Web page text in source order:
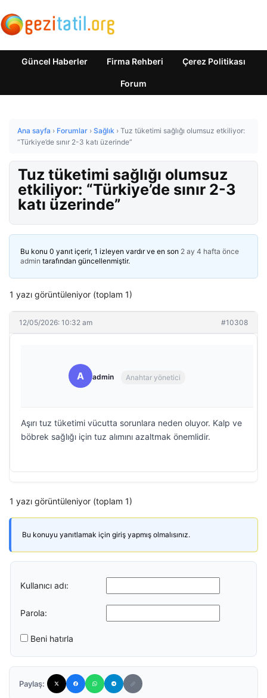
Güncel Haberler Firma Rehberi Çerez Politikası
Forum
Ana sayfa › Forumlar › Sağlık › Tuz tüketimi sağlığı olumsuz etkiliyor:
“Türkiye’de sınır 2-3 katı üzerinde”
Tuz tüketimi sağlığı olumsuz
etkiliyor: “Türkiye’de sınır 2-3
katı üzerinde”
Bu konu 0 yanıt içerir, 1 izleyen vardır ve en son 2 ay 4 hafta önce
admin tarafından güncellenmiştir.
1 yazı görüntüleniyor (toplam 1)
12/05/2026: 10:32 am #10308
A admin Anahtar yönetici
Aşırı tuz tüketimi vücutta sorunlara neden oluyor. Kalp ve
böbrek sağlığı için tuz alımını azaltmak önemlidir.
1 yazı görüntüleniyor (toplam 1)
Bu konuyu yanıtlamak için giriş yapmış olmalısınız.
Kullanıcı adı:
Parola:
Beni hatırla
Paylaş: